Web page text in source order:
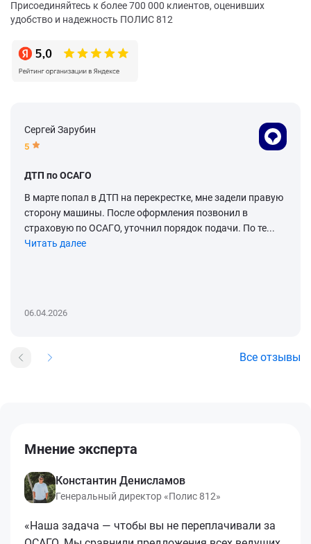
Присоединяйтесь к более 700 000 клиентов, оценивших
удобство и надежность ПОЛИС 812
Сергей Зарубин
5
ДТП по ОСАГО
В марте попал в ДТП на перекрестке, мне задели правую
сторону машины. После оформления позвонил в
страховую по ОСАГО, уточнил порядок подачи. По те...
Читать далее
06.04.2026
Все отзывы
Мнение эксперта
Константин Денисламов
Генеральный директор «Полис 812»
«Наша задача — чтобы вы не переплачивали за